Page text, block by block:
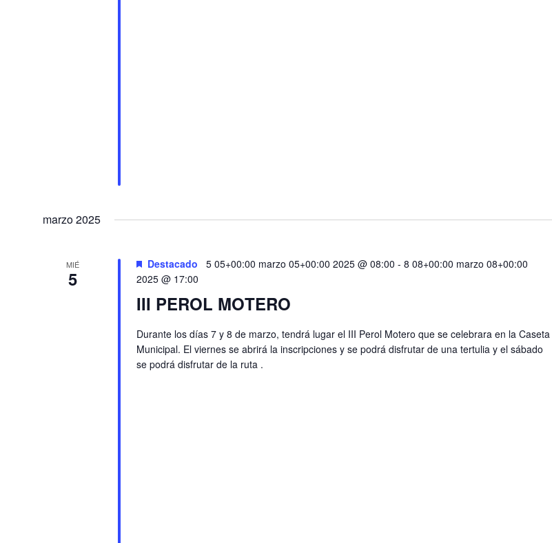
marzo 2025
MIÉ
5
Destacado 5 05+00:00 marzo 05+00:00 2025 @ 08:00 - 8 08+00:00 marzo 08+00:00
2025 @ 17:00
III PEROL MOTERO
Durante los días 7 y 8 de marzo, tendrá lugar el III Perol Motero que se celebrara en la Caseta
Municipal. El viernes se abrirá la inscripciones y se podrá disfrutar de una tertulia y el sábado
se podrá disfrutar de la ruta .